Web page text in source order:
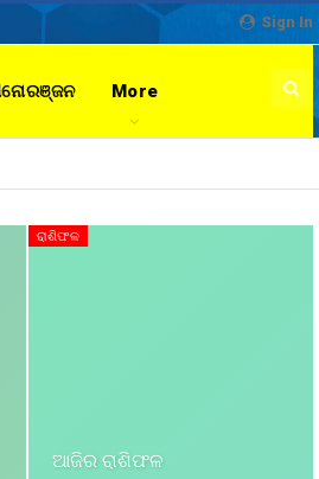
Sign In
More
ରାଶିଫଳ
ଆଜିର ରାଶିଫଳ